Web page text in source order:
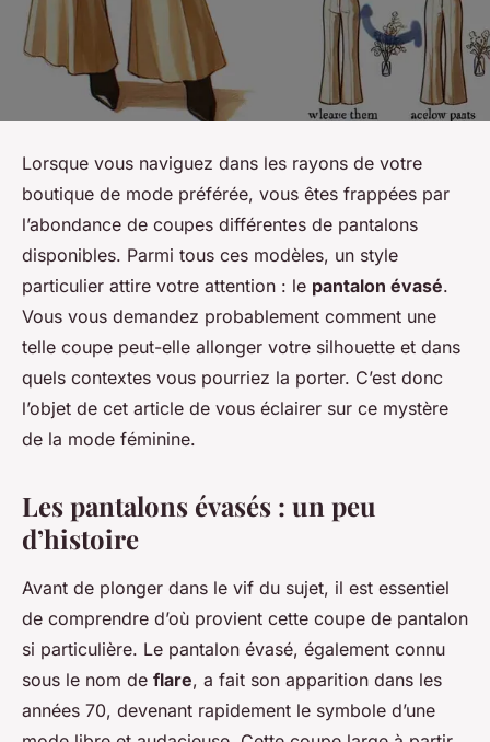
Lorsque vous naviguez dans les rayons de votre
boutique de mode préférée, vous êtes frappées par
l’abondance de coupes différentes de pantalons
disponibles. Parmi tous ces modèles, un style
particulier attire votre attention : le pantalon évasé.
Vous vous demandez probablement comment une
telle coupe peut-elle allonger votre silhouette et dans
quels contextes vous pourriez la porter. C’est donc
l’objet de cet article de vous éclairer sur ce mystère
de la mode féminine.
Les pantalons évasés : un peu
d’histoire
Avant de plonger dans le vif du sujet, il est essentiel
de comprendre d’où provient cette coupe de pantalon
si particulière. Le pantalon évasé, également connu
sous le nom de flare, a fait son apparition dans les
années 70, devenant rapidement le symbole d’une